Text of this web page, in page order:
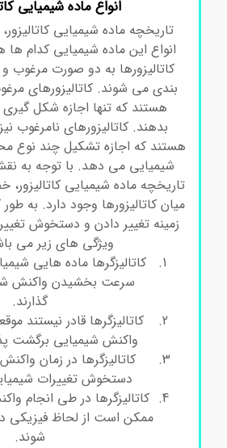
انواع ماده شیمیایی
تاریخچه ماده شیمیایی کاتالیزور،
انواع این ماده شیمیایی کدام ها
کاتالیزورها به دو صورت مرغوب و
بندی می شوند. کاتالیزورهای
هستند که تنها اجازه شکل گیری
بدهند. کاتالیزورهای نامرغوب نیز
هستند که اجازه تشکیل چند نوع
شیمیایی می دهد. با توجه به نقش
تاریخچه ماده شیمیایی کاتالیزور،
میان کاتالیزورها وجود دارد. به طور
زمینه تغییر دادن و دستخوش تغییر
ویژگی های زیر می
کاتالیزگرها ماده هایی
سرعت بخشیدن واکنش
گذارند.
کاتالیزگرها قادر نیستند
واکنش شیمیایی برگشت
کاتالیزگرها در زمان
دستخوش تغییرات
کاتالیزگرها در طی انجام
ممکن است از لحاظ فیزیکی
شوند.